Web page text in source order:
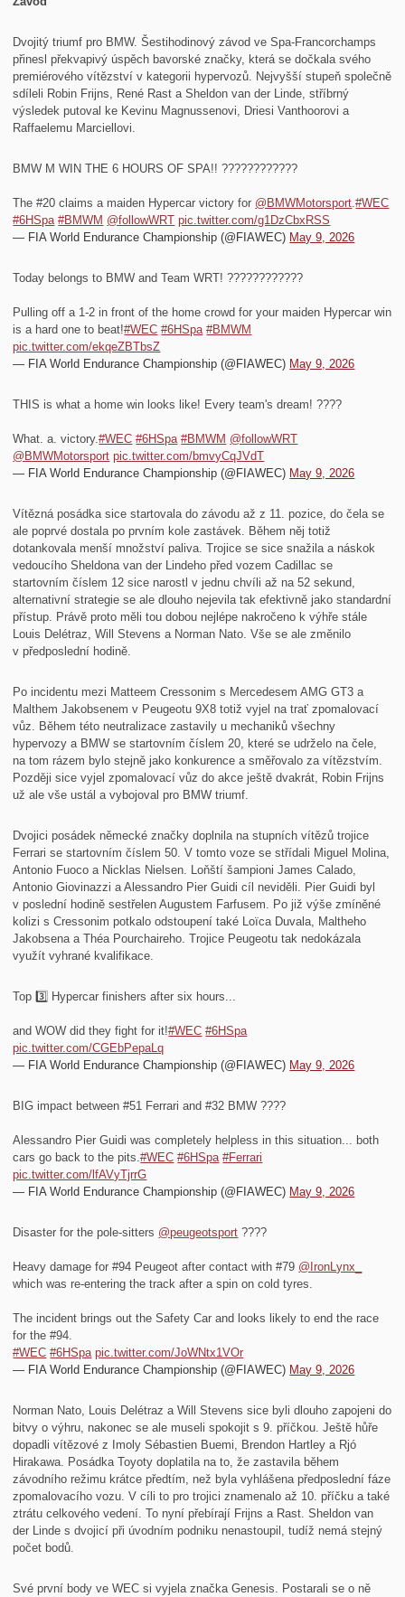
Dvojitý triumf pro BMW. Šestihodinový závod ve Spa-Francorchamps
přinesl překvapivý úspěch bavorské značky, která se dočkala svého
premiérového vítězství v kategorii hypervozů. Nejvyšší stupeň společně
sdíleli Robin Frijns, René Rast a Sheldon van der Linde, stříbrný
výsledek putoval ke Kevinu Magnussenovi, Driesi Vanthoorovi a
Raffaelemu Marciellovi.
BMW M WIN THE 6 HOURS OF SPA!! ????????????
The #20 claims a maiden Hypercar victory for @BMWMotorsport.#WEC
#6HSpa #BMWM @followWRT pic.twitter.com/g1DzCbxRSS
— FIA World Endurance Championship (@FIAWEC) May 9, 2026
Today belongs to BMW and Team WRT! ????????????
Pulling off a 1-2 in front of the home crowd for your maiden Hypercar win
is a hard one to beat!#WEC #6HSpa #BMWM
pic.twitter.com/ekqeZBTbsZ
— FIA World Endurance Championship (@FIAWEC) May 9, 2026
THIS is what a home win looks like! Every team's dream! ????
What. a. victory.#WEC #6HSpa #BMWM @followWRT
@BMWMotorsport pic.twitter.com/bmvyCqJVdT
— FIA World Endurance Championship (@FIAWEC) May 9, 2026
Vítězná posádka sice startovala do závodu až z 11. pozice, do čela se
ale poprvé dostala po prvním kole zastávek. Během něj totiž
dotankovala menší množství paliva. Trojice se sice snažila a náskok
vedoucího Sheldona van der Lindeho před vozem Cadillac se
startovním číslem 12 sice narostl v jednu chvíli až na 52 sekund,
alternativní strategie se ale dlouho nejevila tak efektivně jako standardní
přístup. Právě proto měli tou dobou nejlépe nakročeno k výhře stále
Louis Delétraz, Will Stevens a Norman Nato. Vše se ale změnilo
v předposlední hodině.
Po incidentu mezi Matteem Cressonim s Mercedesem AMG GT3 a
Malthem Jakobsenem v Peugeotu 9X8 totiž vyjel na trať zpomalovací
vůz. Během této neutralizace zastavily u mechaniků všechny
hypervozy a BMW se startovním číslem 20, které se udrželo na čele,
na tom rázem bylo stejně jako konkurence a směřovalo za vítězstvím.
Později sice vyjel zpomalovací vůz do akce ještě dvakrát, Robin Frijns
už ale vše ustál a vybojoval pro BMW triumf.
Dvojici posádek německé značky doplnila na stupních vítězů trojice
Ferrari se startovním číslem 50. V tomto voze se střídali Miguel Molina,
Antonio Fuoco a Nicklas Nielsen. Loňští šampioni James Calado,
Antonio Giovinazzi a Alessandro Pier Guidi cíl neviděli. Pier Guidi byl
v poslední hodině sestřelen Augustem Farfusem. Po již výše zmíněné
kolizi s Cressonim potkalo odstoupení také Loïca Duvala, Maltheho
Jakobsena a Théa Pourchaireho. Trojice Peugeotu tak nedokázala
využít vyhrané kvalifikace.
Top 3️⃣ Hypercar finishers after six hours...
and WOW did they fight for it!#WEC #6HSpa
pic.twitter.com/CGEbPepaLq
— FIA World Endurance Championship (@FIAWEC) May 9, 2026
BIG impact between #51 Ferrari and #32 BMW ????
Alessandro Pier Guidi was completely helpless in this situation... both
cars go back to the pits.#WEC #6HSpa #Ferrari
pic.twitter.com/lfAVyTjrrG
— FIA World Endurance Championship (@FIAWEC) May 9, 2026
Disaster for the pole-sitters @peugeotsport ????
Heavy damage for #94 Peugeot after contact with #79 @IronLynx_
which was re-entering the track after a spin on cold tyres.
The incident brings out the Safety Car and looks likely to end the race
for the #94.
#WEC #6HSpa pic.twitter.com/JoWNtx1VOr
— FIA World Endurance Championship (@FIAWEC) May 9, 2026
Norman Nato, Louis Delétraz a Will Stevens sice byli dlouho zapojeni do
bitvy o výhru, nakonec se ale museli spokojit s 9. příčkou. Ještě hůře
dopadli vítězové z Imoly Sébastien Buemi, Brendon Hartley a Rjó
Hirakawa. Posádka Toyoty doplatila na to, že zastavila během
závodního režimu krátce předtím, než byla vyhlášena předposlední fáze
zpomalovacího vozu. V cíli to pro trojici znamenalo až 10. příčku a také
ztrátu celkového vedení. To nyní přebírají Frijns a Rast. Sheldon van
der Linde s dvojicí při úvodním podniku nenastoupil, tudíž nemá stejný
počet bodů.
Své první body ve WEC si vyjela značka Genesis. Postarali se o ně